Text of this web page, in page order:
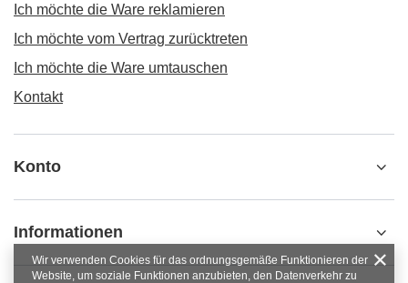
Ich möchte die Ware reklamieren
Ich möchte vom Vertrag zurücktreten
Ich möchte die Ware umtauschen
Kontakt
Konto
Informationen
Wir verwenden Cookies für das ordnungsgemäße Funktionieren der
Website, um soziale Funktionen anzubieten, den Datenverkehr zu